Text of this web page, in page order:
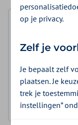
Log in met DigiD
Log in en bekijk
Geen DigiD?
op je privacy.
Zelf je
Je bepaalt zelf
plaatsen. Je
trek je
instellingen”